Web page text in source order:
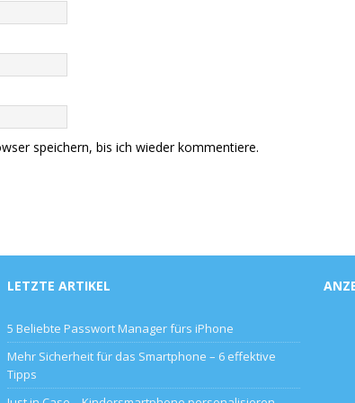
speichern, bis ich wieder kommentiere.
LETZTE ARTIKEL
5 Beliebte Passwort Manager fürs iPhone
Mehr Sicherheit für das Smartphone – 6 effektive
Tipps